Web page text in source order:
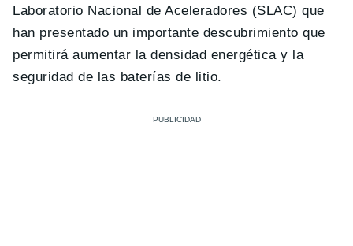
Laboratorio Nacional de Aceleradores (SLAC) que
han presentado un importante descubrimiento que
permitirá aumentar la densidad energética y la
seguridad de las baterías de litio.